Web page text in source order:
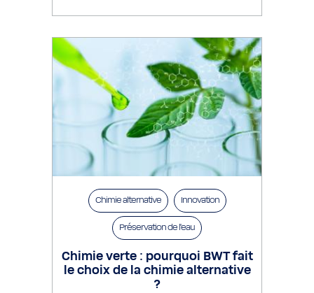
Chimie alternative Innovation
Préservation de l’eau
Chimie verte : pourquoi BWT fait
le choix de la chimie alternative
?